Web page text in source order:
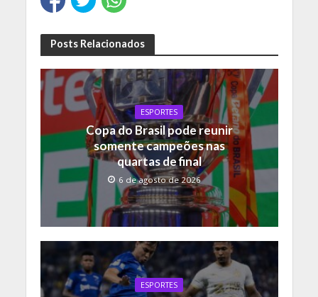
Posts Relacionados
ESPORTES
Copa do Brasil pode reunir
somente campeões nas
quartas de final
6 de agosto de 2026
ESPORTES